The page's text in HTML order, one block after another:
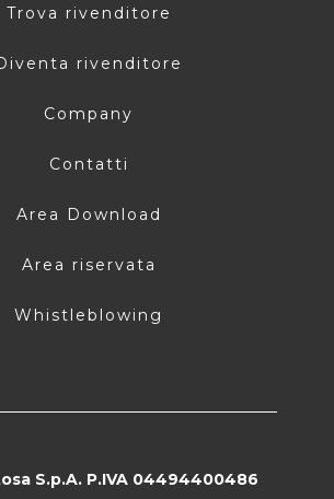
Trova rivenditore
rivenditore
Company
Contatti
Area Download
Area riservata
Whistleblowing
S.p.A. P.IVA 04494400486